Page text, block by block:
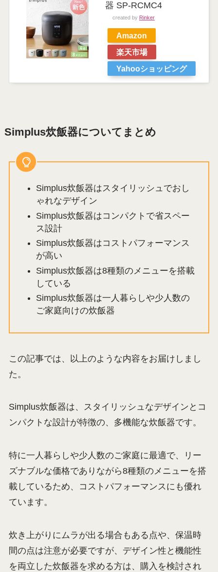
器 SP-RCMC4
created by Rinker
Amazon
楽天市場
Yahooショッピング
Simplus炊飯器についてまとめ
Simplus炊飯器はスタイリッシュでおし
ゃれなデザイン
Simplus炊飯器はコンパクトで省スペー
ス設計
Simplus炊飯器はコストパフォーマンス
が高い
Simplus炊飯器は8種類のメニューを搭載
している
Simplus炊飯器は一人暮らしや少人数の
ご家庭向けの炊飯器
この記事では、以上のような内容をお届けしまし
た。
Simplus炊飯器は、スタイリッシュなデザインとコ
ンパクトな設計が特徴の、多機能な炊飯器です。
特に一人暮らしや少人数のご家庭に最適で、リー
ズナブルな価格でありながら8種類のメニューを搭
載しているため、コストパフォーマンスにも優れ
ています。
炊き上がりにムラが出る場合もある点や、保温時
間の点は注意が必要ですが、デザイン性と機能性
を両立した炊飯器を求める方は、購入を検討され